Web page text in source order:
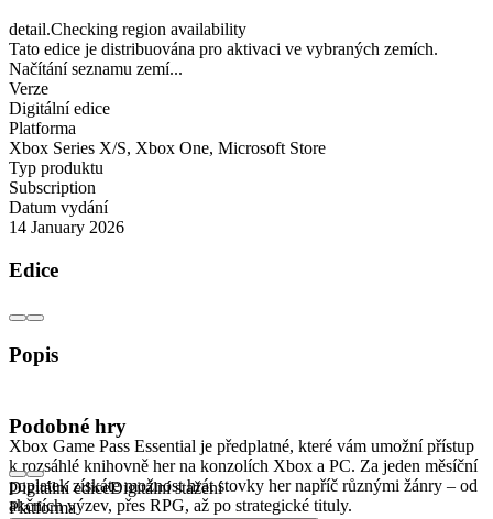
detail.Checking region availability
Tato edice je distribuována pro aktivaci ve vybraných zemích.
Načítání seznamu zemí...
Verze
Digitální edice
Platforma
Xbox Series X/S, Xbox One, Microsoft Store
Typ produktu
Subscription
Datum vydání
14 January 2026
Edice
Popis
Xbox Game Pass Essential je předplatné, které vám umožní přístup
k rozsáhlé knihovně her na konzolích Xbox a PC. Za jeden měsíční
poplatek získáte možnost hrát stovky her napříč různými žánry – od
akčních výzev, přes RPG, až po strategické tituly.
Podobné hry
Digitální ediceDigitální stažení
Platforma